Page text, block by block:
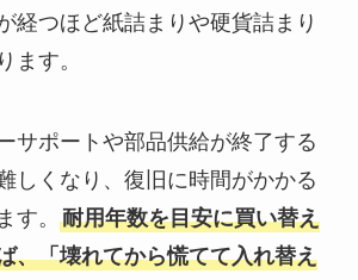
経つほど紙詰まりや硬貨詰まり
ます。
サポートや部品供給が終了する
しくなり、復旧に時間がかかる
す。 耐用年数を目安に買い替え
、「壊れてから慌てて入れ替え